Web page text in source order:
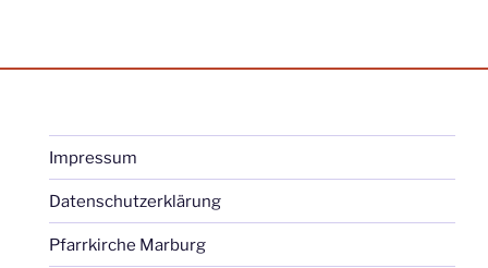
Impressum
Datenschutzerklärung
Pfarrkirche Marburg